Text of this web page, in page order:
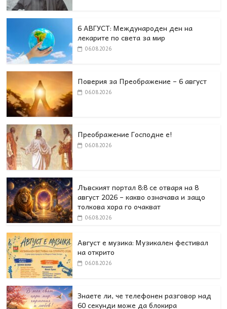
6 АВГУСТ: Международен ден на
лекарите по света за мир
06.08.2026
Поверия за Преображение – 6 август
06.08.2026
Преображение Господне е!
06.08.2026
Лъвският портал 8:8 се отваря на 8
август 2026 – какво означава и защо
толкова хора го очакват
06.08.2026
Август е музика: Музикален фестивал
на открито
06.08.2026
Знаете ли, че телефонен разговор над
60 секунди може да блокира